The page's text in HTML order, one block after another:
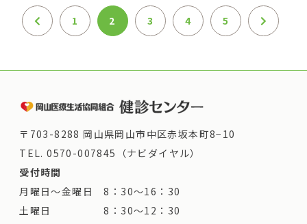
1 2 3 4 5
〒703-8288 岡山県岡山市中区赤坂本町8−10
TEL.0570-007845（ナビダイヤル）
受付時間
月曜日～金曜日 8：30～16：30
土曜日 8：30～12：30